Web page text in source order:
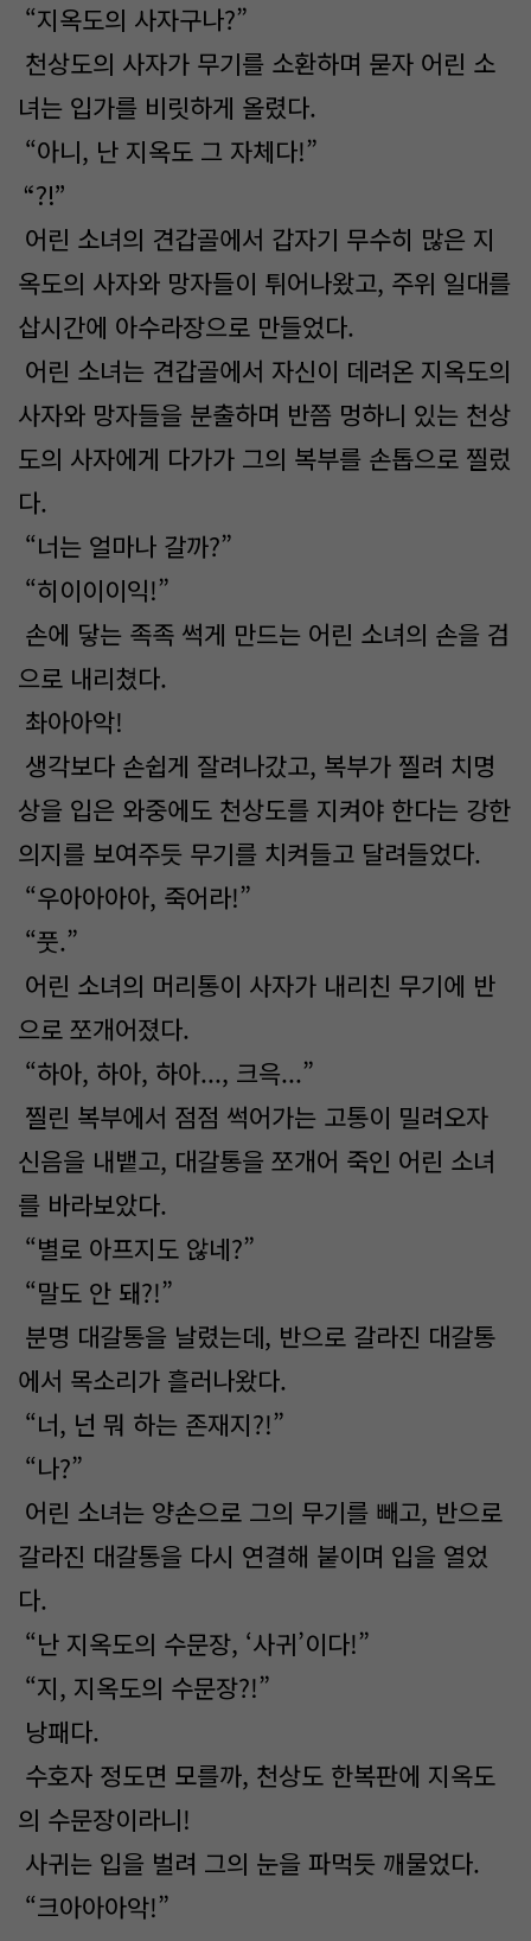
“지옥도의 사자구나?”
천상도의 사자가 무기를 소환하며 묻자 어린 소
녀는 입가를 비릿하게 올렸다.
“아니, 난 지옥도 그 자체다!”
“?!”
어린 소녀의 견갑골에서 갑자기 무수히 많은 지
옥도의 사자와 망자들이 튀어나왔고, 주위 일대를
삽시간에 아수라장으로 만들었다.
어린 소녀는 견갑골에서 자신이 데려온 지옥도의
사자와 망자들을 분출하며 반쯤 멍하니 있는 천상
도의 사자에게 다가가 그의 복부를 손톱으로 찔렀
다.
“너는 얼마나 갈까?”
“히이이이익!”
손에 닿는 족족 썩게 만드는 어린 소녀의 손을 검
으로 내리쳤다.
촤아아악!
생각보다 손쉽게 잘려나갔고, 복부가 찔려 치명
상을 입은 와중에도 천상도를 지켜야 한다는 강한
의지를 보여주듯 무기를 치켜들고 달려들었다.
“우아아아아, 죽어라!”
“풋.”
어린 소녀의 머리통이 사자가 내리친 무기에 반
으로 쪼개어졌다.
“하아, 하아, 하아..., 크윽...”
찔린 복부에서 점점 썩어가는 고통이 밀려오자
신음을 내뱉고, 대갈통을 쪼개어 죽인 어린 소녀
를 바라보았다.
“별로 아프지도 않네?”
“말도 안 돼?!”
분명 대갈통을 날렸는데, 반으로 갈라진 대갈통
에서 목소리가 흘러나왔다.
“너, 넌 뭐 하는 존재지?!”
“나?”
어린 소녀는 양손으로 그의 무기를 빼고, 반으로
갈라진 대갈통을 다시 연결해 붙이며 입을 열었
다.
“난 지옥도의 수문장, ‘사귀’이다!”
“지, 지옥도의 수문장?!”
낭패다.
수호자 정도면 모를까, 천상도 한복판에 지옥도
의 수문장이라니!
사귀는 입을 벌려 그의 눈을 파먹듯 깨물었다.
“크아아아악!”